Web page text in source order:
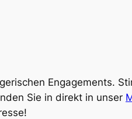
Engagements.
Sie in direkt in unser